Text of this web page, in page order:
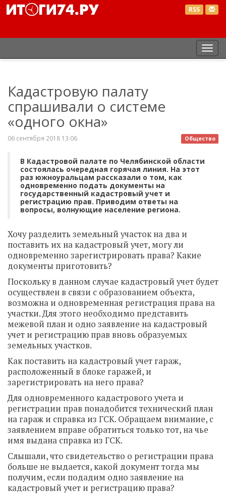
RSS
Кадастровую палату
спрашивали о системе
«одного окна»
Общество
06 сентября 2018 13:06
В Кадастровой палате по Челябинской области
состоялась очередная горячая линия. На этот
раз южноуральцам рассказали о том, как
одновременно подать документы на
государственный кадастровый учет и
регистрацию прав. Приводим ответы на
вопросы, волнующие население региона.
Хочу разделить земельный участок на два и
поставить их на кадастровый учет, могу ли
одновременно зарегистрировать права? Какие
документы приготовить?
Поскольку в данном случае кадастровый учет будет
осуществлен в связи с образованием объекта,
возможна и одновременная регистрация права на
участки. Для этого необходимо представить
межевой план и одно заявление на кадастровый
учет и регистрацию прав вновь образуемых
земельных участков.
Как поставить на кадастровый учет гараж,
расположенный в блоке гаражей, и
зарегистрировать на него права?
Для одновременного кадастрового учета и
регистрации прав понадобится технический план
на гараж и справка из ГСК. Обращаем внимание, с
заявлением вправе обратиться только тот, на чье
имя выдана справка из ГСК.
Слышали, что свидетельство о регистрации права
больше не выдается, какой документ тогда мы
получим, если подадим одно заявление на
кадастровый учет и регистрацию права?